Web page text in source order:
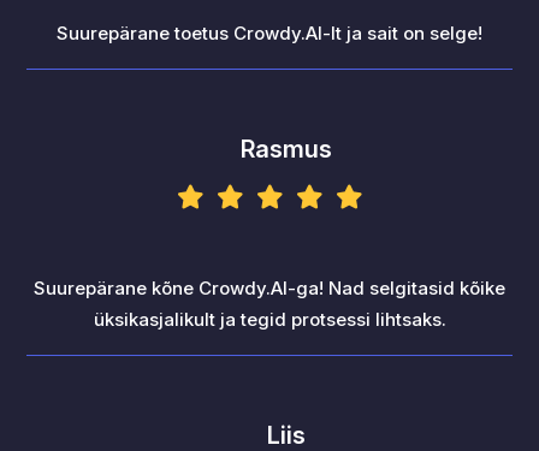
Suurepärane toetus Crowdy.AI-lt ja sait on selge!
Rasmus
Suurepärane kõne Crowdy.AI-ga! Nad selgitasid kõike
üksikasjalikult ja tegid protsessi lihtsaks.
Liis